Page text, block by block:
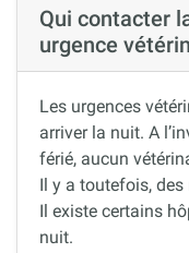
Qui contacter
urgence
Les urgences
arriver la nuit. A
férié, aucun
Il y a toutefois,
Il existe certains
nuit.